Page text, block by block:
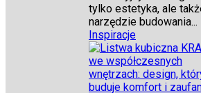
tylko estetyka, ale
narzędzie budowania...
Inspiracje